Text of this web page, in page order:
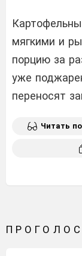
мягкими и
порцию за
уже
переносят
Читать